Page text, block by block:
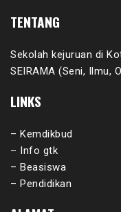
TENTANG
Sekolah kejuruan di
SEIRAMA (Seni, Ilmu,
LINKS
– Kemdikbud
– Info gtk
– Beasiswa
– Pendidikan